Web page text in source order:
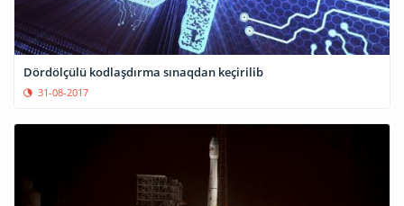
Dördölçülü kodlaşdırma sınaqdan keçirilib
31-08-2017